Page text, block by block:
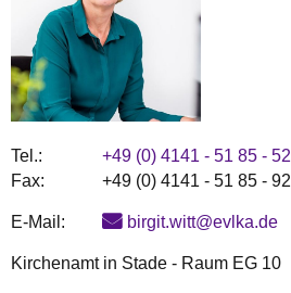
Tel.:
+49 (0) 4141 - 51 85 - 52
Fax:
+49 (0) 4141 - 51 85 - 92
E-Mail: birgit.witt@evlka.de
Kirchenamt in Stade - Raum EG 10